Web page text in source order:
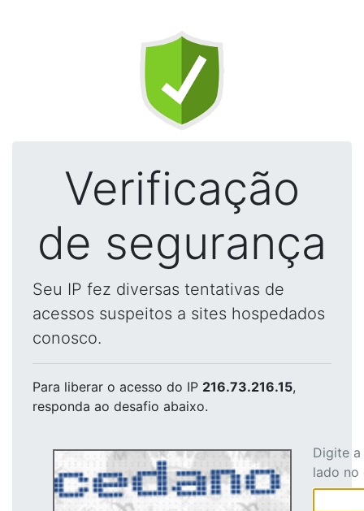
Verificação
de segurança
Seu IP fez diversas tentativas de
acessos suspeitos a sites hospedados
conosco.
Para liberar o acesso do IP 216.73.216.15,
responda ao desafio abaixo.
Digite
lado no